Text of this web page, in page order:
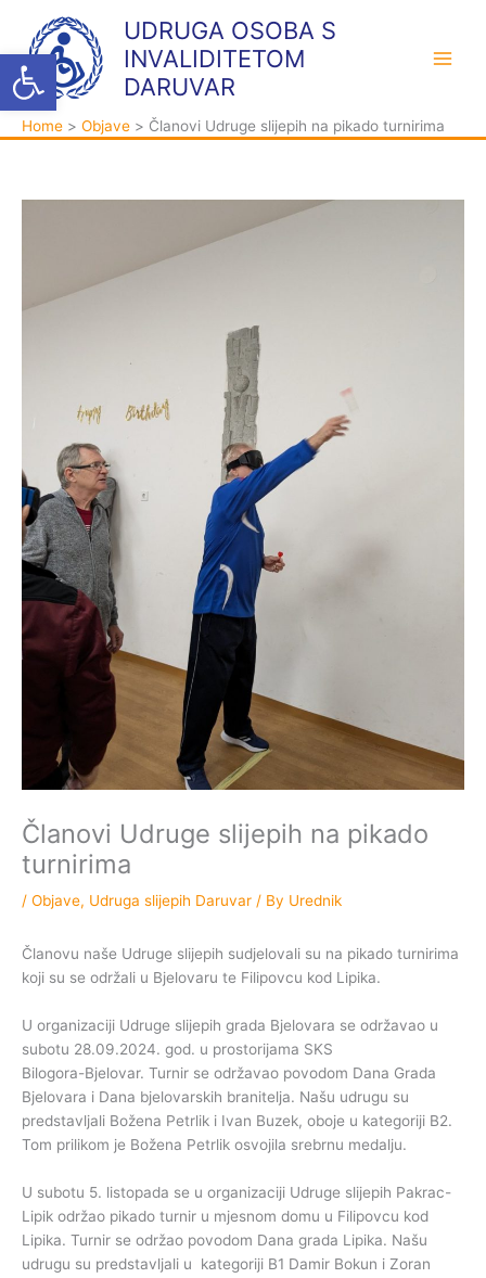
Open toolbar
content
UDRUGA OSOBA S
INVALIDITETOM
DARUVAR
Home Objave Članovi Udruge slijepih na pikado turnirima
Članovi Udruge slijepih na pikado
turnirima
/ Objave, Udruga slijepih Daruvar / By Urednik
Članovu naše Udruge slijepih sudjelovali su na pikado turnirima
koji su se održali u Bjelovaru te Filipovcu kod Lipika.
U organizaciji Udruge slijepih grada Bjelovara se održavao u
subotu 28.09.2024. god. u prostorijama SKS
Bilogora-Bjelovar. Turnir se održavao povodom Dana Grada
Bjelovara i Dana bjelovarskih branitelja. Našu udrugu su
predstavljali Božena Petrlik i Ivan Buzek, oboje u kategoriji B2.
Tom prilikom je Božena Petrlik osvojila srebrnu medalju.
U subotu 5. listopada se u organizaciji Udruge slijepih Pakrac-
Lipik održao pikado turnir u mjesnom domu u Filipovcu kod
Lipika. Turnir se održao povodom Dana grada Lipika. Našu
udrugu su predstavljali u kategoriji B1 Damir Bokun i Zoran
t
e
g
h
i
v